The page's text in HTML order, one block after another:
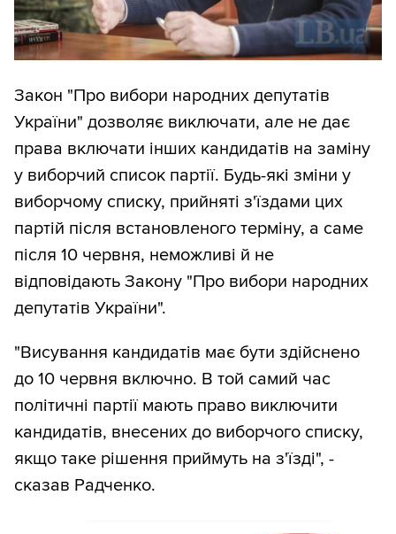
Закон "Про вибори народних депутатів
України" дозволяє виключати, але не дає
права включати інших кандидатів на заміну
у виборчий список партії. Будь-які зміни у
виборчому списку, прийняті з'їздами цих
партій після встановленого терміну, а саме
після 10 червня, неможливі й не
відповідають Закону "Про вибори народних
депутатів України".
"Висування кандидатів має бути здійснено
до 10 червня включно. В той самий час
політичні партії мають право виключити
кандидатів, внесених до виборчого списку,
якщо таке рішення приймуть на з'їзді", -
сказав Радченко.